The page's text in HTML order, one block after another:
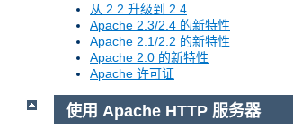
从 2.2 升级到 2.4
Apache 2.3/2.4 的新特性
Apache 2.1/2.2 的新特性
Apache 2.0 的新特性
Apache 许可证
使用 Apache HTTP 服务器